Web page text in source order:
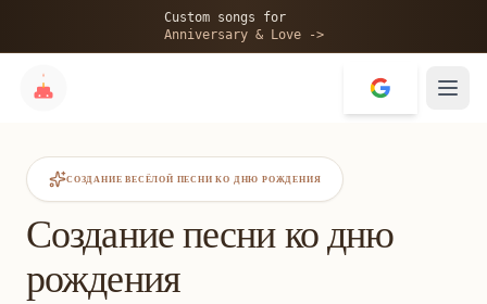
Custom songs for
Anniversary & Love ->
СОЗДАНИЕ ВЕСЁЛОЙ ПЕСНИ КО ДНЮ РОЖДЕНИЯ
Создание песни ко дню
рождения